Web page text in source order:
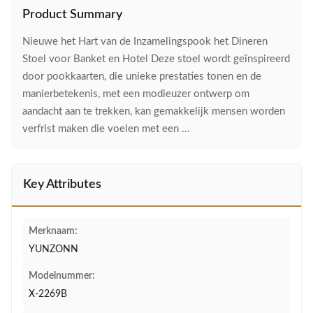
Product Summary
Nieuwe het Hart van de Inzamelingspook het Dineren
Stoel voor Banket en Hotel Deze stoel wordt geïnspireerd
door pookkaarten, die unieke prestaties tonen en de
manierbetekenis, met een modieuzer ontwerp om
aandacht aan te trekken, kan gemakkelijk mensen worden
verfrist maken die voelen met een ...
Key Attributes
Merknaam:
YUNZONN
Modelnummer:
X-2269B